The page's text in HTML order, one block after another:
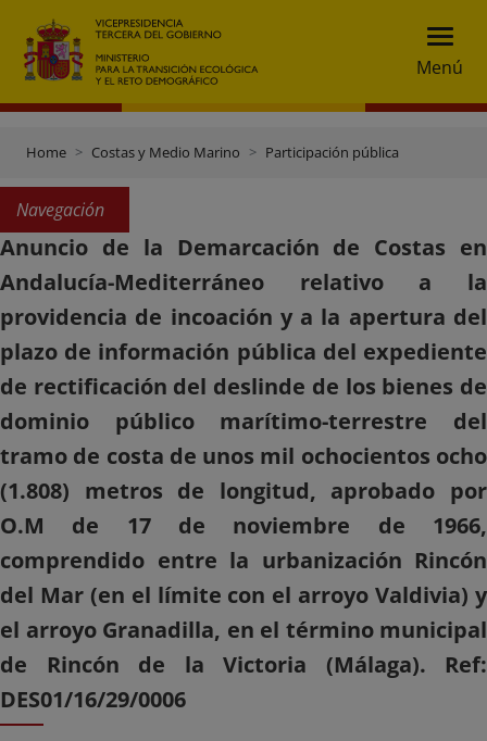
Menú
Home Costas y Medio Marino Participación pública
Navegación
Anuncio de la Demarcación de Costas en
Andalucía-Mediterráneo relativo a la
providencia de incoación y a la apertura del
plazo de información pública del expediente
de rectificación del deslinde de los bienes de
dominio público marítimo-terrestre del
tramo de costa de unos mil ochocientos ocho
(1.808) metros de longitud, aprobado por
O.M de 17 de noviembre de 1966,
comprendido entre la urbanización Rincón
del Mar (en el límite con el arroyo Valdivia) y
el arroyo Granadilla, en el término municipal
de Rincón de la Victoria (Málaga). Ref:
DES01/16/29/0006